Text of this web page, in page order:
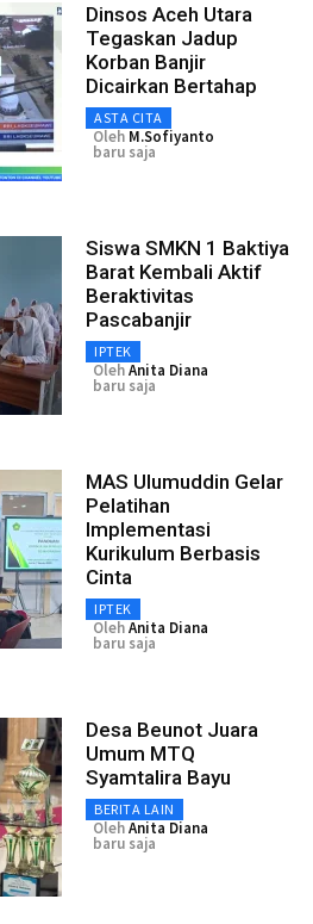
Dinsos Aceh Utara
Tegaskan Jadup
Korban Banjir
Dicairkan Bertahap
ASTA CITA
Oleh M.Sofiyanto
baru saja
Siswa SMKN 1 Baktiya
Barat Kembali Aktif
Beraktivitas
Pascabanjir
IPTEK
OlehAnita Diana
baru saja
MAS Ulumuddin Gelar
Pelatihan
Implementasi
Kurikulum Berbasis
Cinta
IPTEK
OlehAnita Diana
baru saja
Desa Beunot Juara
Umum MTQ
Syamtalira Bayu
BERITA LAIN
OlehAnita Diana
baru saja